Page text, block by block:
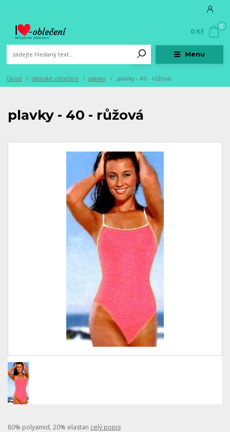
Menu
0
0 Kč
Úvod dámské oblečení plavky plavky - 40 - růžová
plavky - 40 - růžová
80% polyamid, 20% elastan celý popis